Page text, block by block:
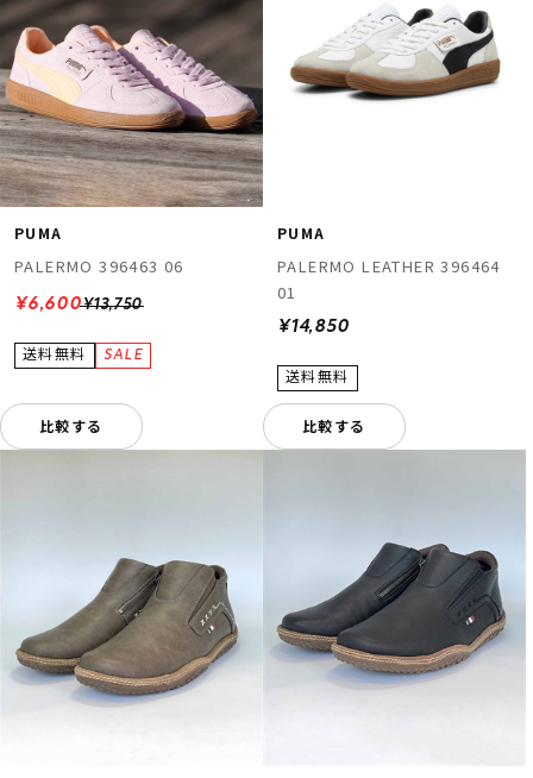
PUMA
PALERMO 396463 06
¥13,750
¥6,600
比較する
PUMA
PALERMO LEATHER 396464
01
¥14,850
比較する